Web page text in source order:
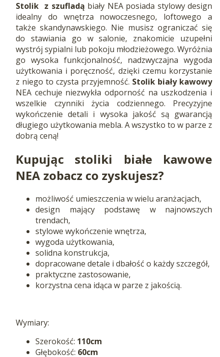
Stolik z szufladą biały NEA posiada stylowy design
idealny do wnętrza nowoczesnego, loftowego a
także skandynawskiego. Nie musisz ograniczać się
do stawiania go w salonie, znakomicie uzupełni
wystrój sypialni lub pokoju młodzieżowego. Wyróżnia
go wysoka funkcjonalność, nadzwyczajna wygoda
użytkowania i poręczność, dzięki czemu korzystanie
z niego to czysta przyjemność. Stolik biały kawowy
NEA cechuje niezwykła odporność na uszkodzenia i
wszelkie czynniki życia codziennego. Precyzyjne
wykończenie detali i wysoka jakość są gwarancją
długiego użytkowania mebla. A wszystko to w parze z
dobrą ceną!
Kupując stoliki białe kawowe
NEA zobacz co zyskujesz?
możliwość umieszczenia w wielu aranżacjach,
design mający podstawę w najnowszych
trendach,
stylowe wykończenie wnętrza,
wygoda użytkowania,
solidna konstrukcja,
dopracowane detale i dbałość o każdy szczegół,
praktyczne zastosowanie,
korzystna cena idąca w parze z jakością.
Wymiary:
Szerokość: 110cm
Głębokość: 60cm